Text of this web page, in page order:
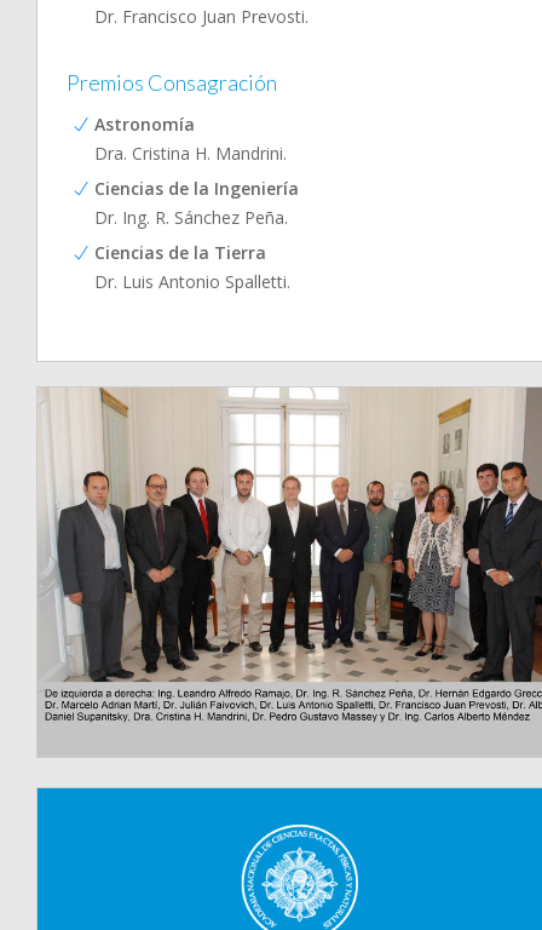
Dr. Francisco Juan Prevosti.
Premios Consagración
Astronomía
Dra. Cristina H. Mandrini.
Ciencias de la Ingeniería
Dr. Ing. R. Sánchez Peña.
Ciencias de la Tierra
Dr. Luis Antonio Spalletti.